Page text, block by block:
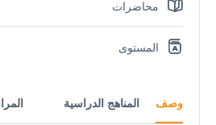
وصف المناهج الدراسية
محاضرات
المستوى